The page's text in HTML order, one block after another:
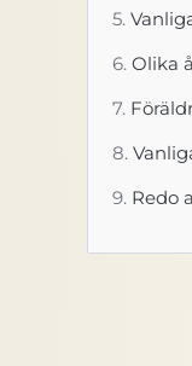
Olika
Redo